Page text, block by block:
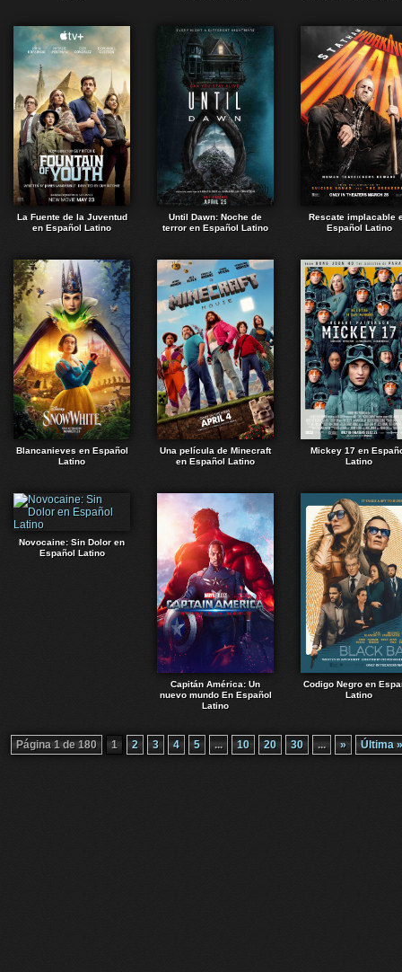
La Fuente de la Juventud
en Español Latino
Until Dawn: Noche de
terror en Español Latino
Rescate implacable
Español Latino
Blancanieves en Español
Latino
Una película de Minecraft
en Español Latino
Mickey 17 en
Latino
Novocaine: Sin Dolor en
Español Latino
Capitán América: Un
nuevo mundo En Español
Latino
Codigo Negro en
Latino
Página 1 de 180 1 2 3 4 5 ... 10 20 30 ... » Última »